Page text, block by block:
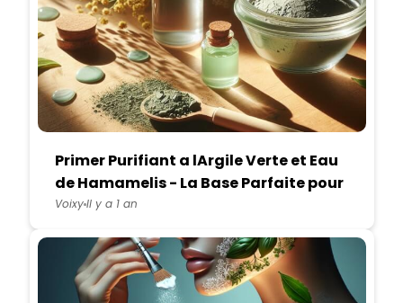
Primer Purifiant a lArgile Verte et Eau
de Hamamelis - La Base Parfaite pour
Peau Mixte a Grasse
VoixyIl y a 1 an